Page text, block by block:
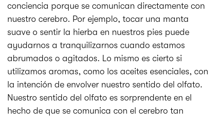
conciencia porque se comunican directamente con
nuestro cerebro. Por ejemplo, tocar una manta
suave o sentir la hierba en nuestros pies puede
ayudarnos a tranquilizarnos cuando estamos
abrumados o agitados. Lo mismo es cierto si
utilizamos aromas, como los aceites esenciales, con
la intención de envolver nuestro sentido del olfato.
Nuestro sentido del olfato es sorprendente en el
hecho de que se comunica con el cerebro tan